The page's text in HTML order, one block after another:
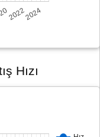
20222024
Hızı